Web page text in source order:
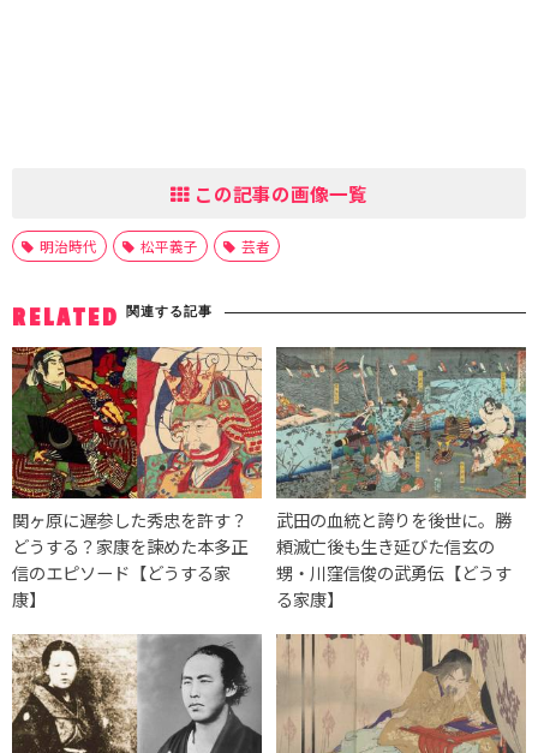
この記事の画像一覧
明治時代 松平義子 芸者
RELATED 関連する記事
関ヶ原に遅参した秀忠を許す？
どうする？家康を諫めた本多正
信のエピソード【どうする家
康】
武田の血統と誇りを後世に。勝
頼滅亡後も生き延びた信玄の
甥・川窪信俊の武勇伝【どうす
る家康】